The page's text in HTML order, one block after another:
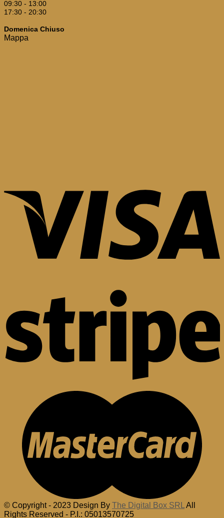
09:30 - 13:00
17:30 - 20:30
Domenica Chiuso
Mappa
© Copyright - 2023 Design By The Digital Box SRLAll
Rights Reserved - P.I.: 05013570725